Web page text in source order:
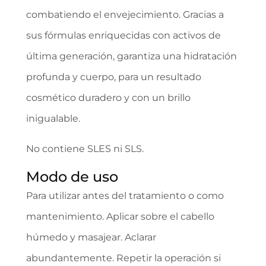
combatiendo el envejecimiento. Gracias a
sus fórmulas enriquecidas con activos de
última generación, garantiza una hidratación
profunda y cuerpo, para un resultado
cosmético duradero y con un brillo
inigualable.
No contiene SLES ni SLS.
Modo de uso
Para utilizar antes del tratamiento o como
mantenimiento. Aplicar sobre el cabello
húmedo y masajear. Aclarar
abundantemente. Repetir la operación si